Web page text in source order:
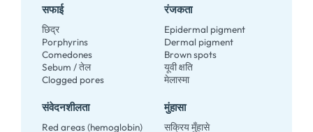
सफाई
छिद्र
Porphyrins
Comedones
Sebum / तेल
Clogged pores
रंजकता
Epidermal pigment
Dermal pigment
Brown spots
यूवी क्षति
मेलास्मा
संवेदनशीलता
Red areas(hemoglobin)
मुंहासा
सक्रिय मुँहासे